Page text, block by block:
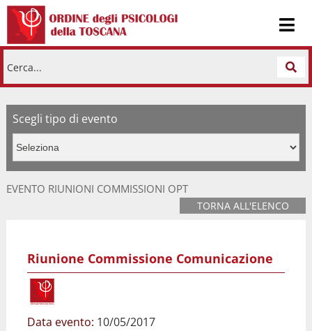
Cerca...
Scegli tipo di evento
EVENTO RIUNIONI COMMISSIONI OPT
TORNA ALL'ELENCO
Riunione Commissione Comunicazione
Data evento: 10/05/2017